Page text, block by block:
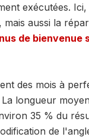
exécutées.
aussi la
de bienvenue
des mois à
longueur
35 % du
de